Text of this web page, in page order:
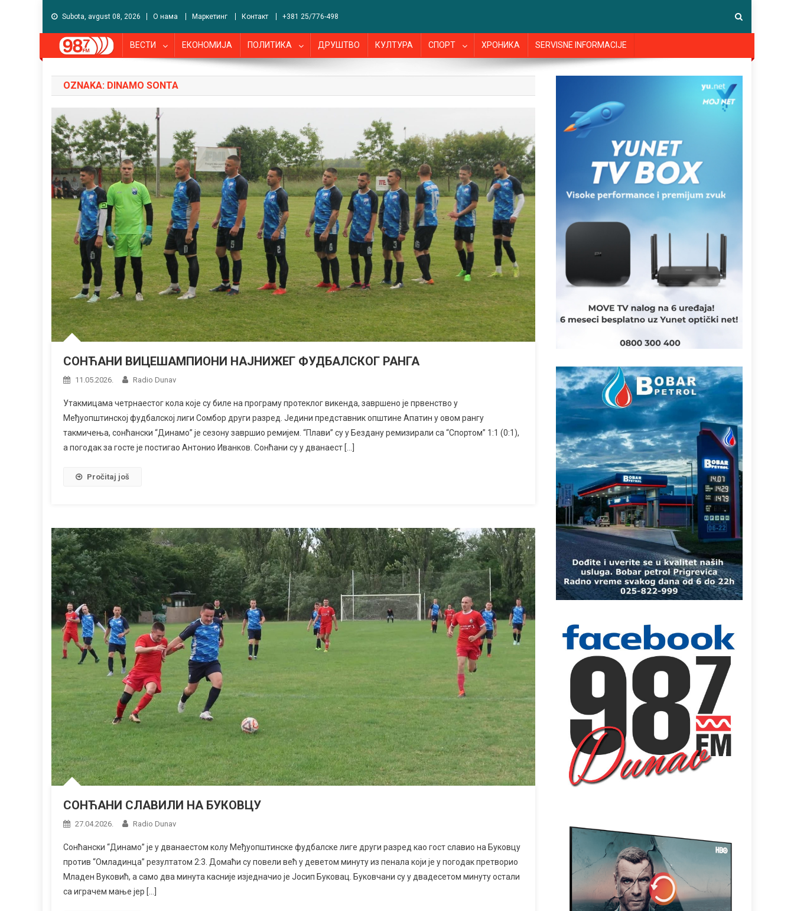
Subota, avgust 08, 2026 О нама Маркетинг Контакт +381 25/776-498
ВЕСТИ ЕКОНОМИЈА ПОЛИТИКА ДРУШТВО КУЛТУРА СПОРТ ХРОНИКА SERVISNE INFORMACIJE
OZNAKA: DINAMO SONTA
СОНЋАНИ ВИЦЕШАМПИОНИ НАЈНИЖЕГ ФУДБАЛСКОГ РАНГА
11.05.2026. Radio Dunav
Утакмицама четрнаестог кола које су биле на програму протеклог викенда, завршено је првенство у
Међуопштинској фудбалској лиги Сомбор други разред. Једини представник општине Апатин у овом рангу
такмичења, сонћански “Динамо” је сезону завршио ремијем. “Плави” су у Бездану ремизирали са “Спортом” 1:1 (0:1),
а погодак за госте је постигао Антонио Иванков. Сонћани су у дванаест […]
Pročitaj još
СОНЋАНИ СЛАВИЛИ НА БУКОВЦУ
27.04.2026. Radio Dunav
Сонћански “Динамо” је у дванаестом колу Међуопштинске фудбалске лиге други разред као гост славио на Буковцу
против “Омладинца” резултатом 2:3. Домаћи су повели већ у деветом минуту из пенала који је у погодак претворио
Младен Вуковић, а само два минута касније изједначио је Јосип Буковац. Буковчани су у двадесетом минуту остали
са играчем мање јер […]